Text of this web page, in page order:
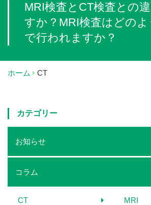
MRI検査とCT検査との
すか？MRI検査はどの
で行われますか？
ホーム CT
カテゴリー
お知らせ
コラム
CT MRI